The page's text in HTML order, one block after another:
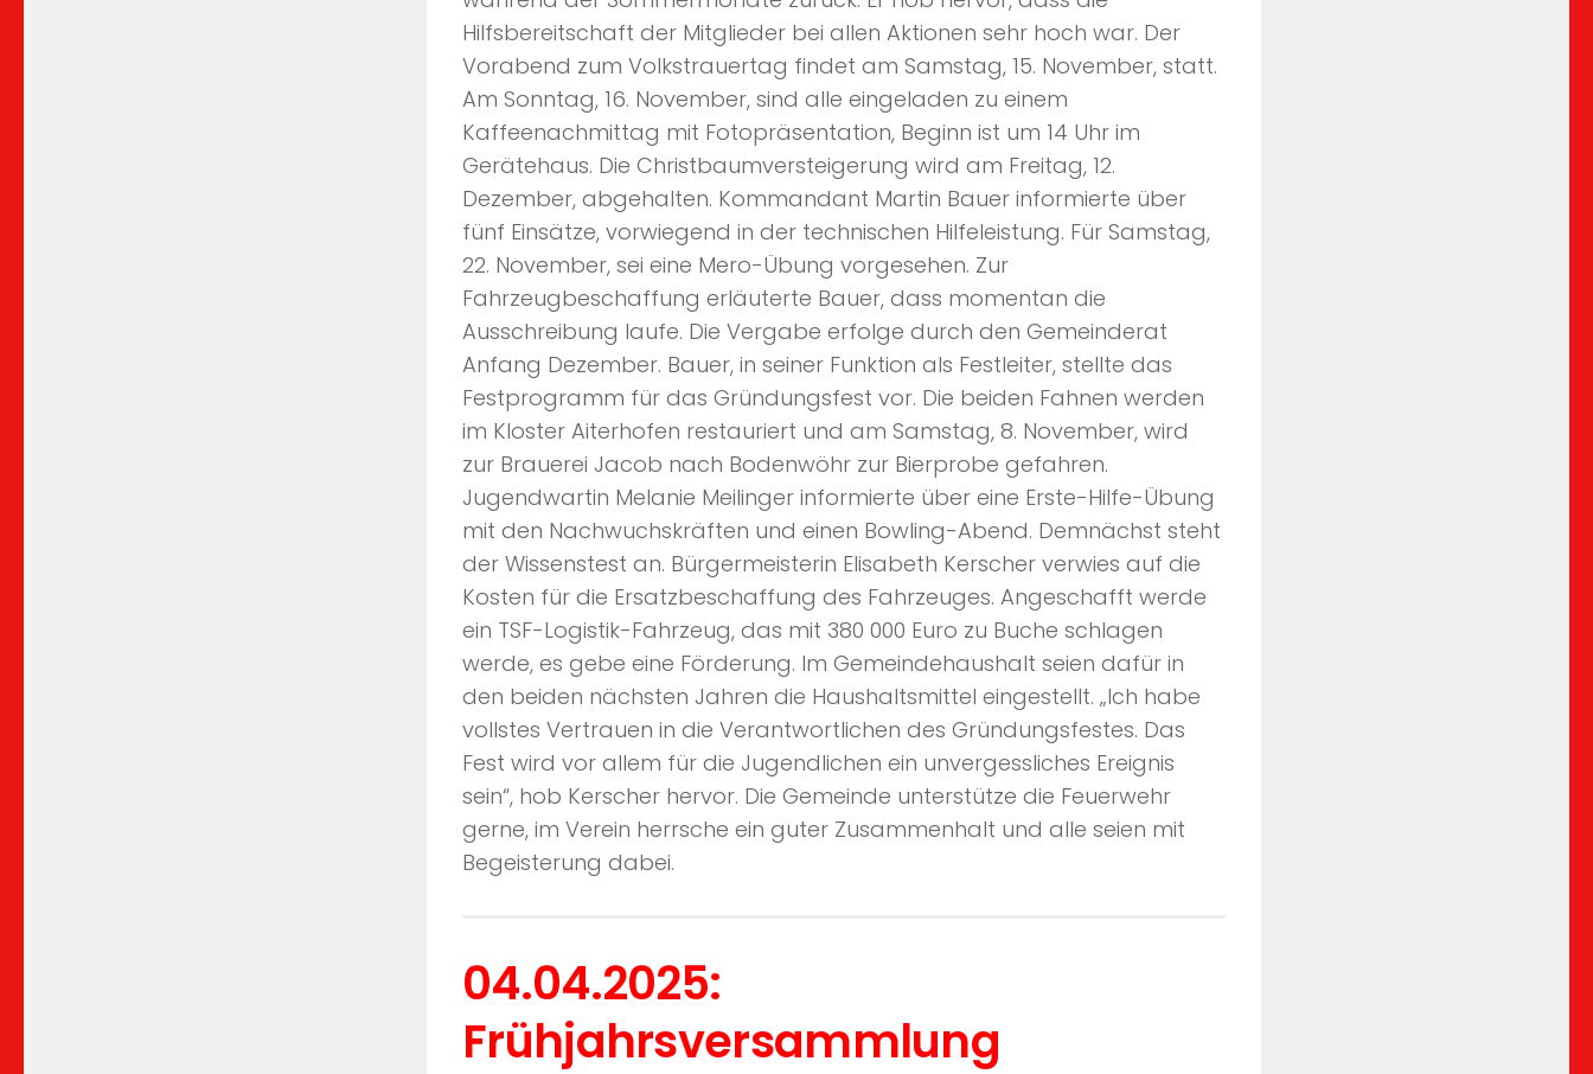
Hilfsbereitschaft der Mitglieder bei allen Aktionen sehr hoch war. Der
Vorabend zum Volkstrauertag findet am Samstag, 15. November, statt.
Am Sonntag, 16. November, sind alle eingeladen zu einem
Kaffeenachmittag mit Fotopräsentation, Beginn ist um 14 Uhr im
Gerätehaus. Die Christbaumversteigerung wird am Freitag, 12.
Dezember, abgehalten. Kommandant Martin Bauer informierte über
fünf Einsätze, vorwiegend in der technischen Hilfeleistung. Für Samstag,
22. November, sei eine Mero-Übung vorgesehen. Zur
Fahrzeugbeschaffung erläuterte Bauer, dass momentan die
Ausschreibung laufe. Die Vergabe erfolge durch den Gemeinderat
Anfang Dezember. Bauer, in seiner Funktion als Festleiter, stellte das
Festprogramm für das Gründungsfest vor. Die beiden Fahnen werden
im Kloster Aiterhofen restauriert und am Samstag, 8. November, wird
zur Brauerei Jacob nach Bodenwöhr zur Bierprobe gefahren.
Jugendwartin Melanie Meilinger informierte über eine Erste-Hilfe-Übung
mit den Nachwuchskräften und einen Bowling-Abend. Demnächst steht
der Wissenstest an. Bürgermeisterin Elisabeth Kerscher verwies auf die
Kosten für die Ersatzbeschaffung des Fahrzeuges. Angeschafft werde
ein TSF-Logistik-Fahrzeug, das mit 380 000 Euro zu Buche schlagen
werde, es gebe eine Förderung. Im Gemeindehaushalt seien dafür in
den beiden nächsten Jahren die Haushaltsmittel eingestellt. „Ich habe
vollstes Vertrauen in die Verantwortlichen des Gründungsfestes. Das
Fest wird vor allem für die Jugendlichen ein unvergessliches Ereignis
sein“, hob Kerscher hervor. Die Gemeinde unterstütze die Feuerwehr
gerne, im Verein herrsche ein guter Zusammenhalt und alle seien mit
Begeisterung dabei.
04.04.2025:
Frühjahrsversammlung